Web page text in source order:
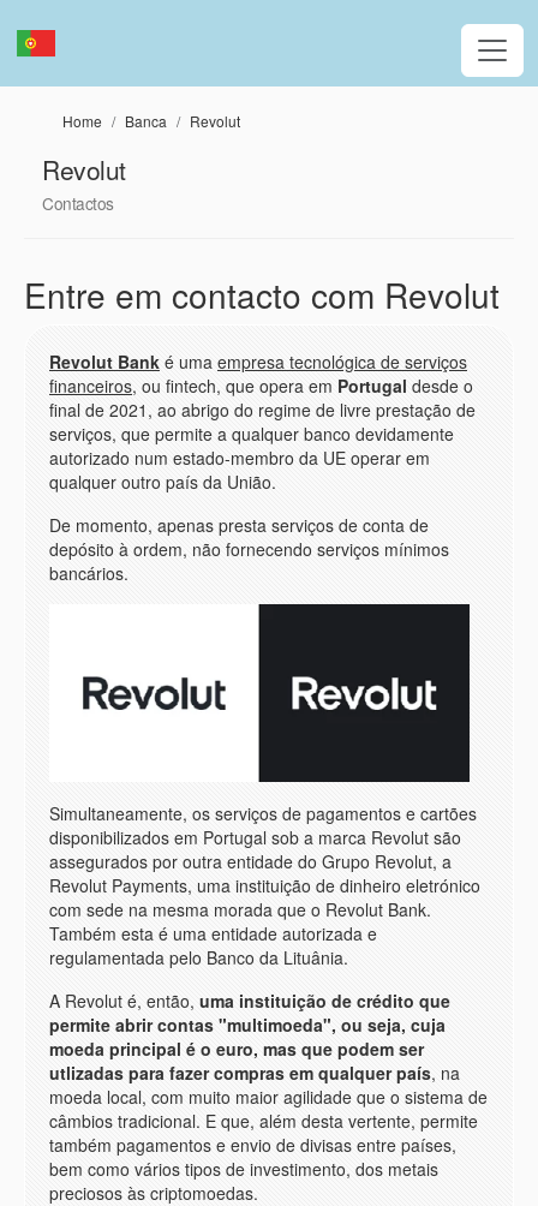
Home Banca Revolut
Revolut
Contactos
Entre em contacto com Revolut
Revolut Bank é uma empresa tecnológica de serviços
financeiros, ou fintech, que opera em Portugal desde o
final de 2021, ao abrigo do regime de livre prestação de
serviços, que permite a qualquer banco devidamente
autorizado num estado-membro da UE operar em
qualquer outro país da União.
De momento, apenas presta serviços de conta de
depósito à ordem, não fornecendo serviços mínimos
bancários.
Simultaneamente, os serviços de pagamentos e cartões
disponibilizados em Portugal sob a marca Revolut são
assegurados por outra entidade do Grupo Revolut, a
Revolut Payments, uma instituição de dinheiro eletrónico
com sede na mesma morada que o Revolut Bank.
Também esta é uma entidade autorizada e
regulamentada pelo Banco da Lituânia.
A Revolut é, então, uma instituição de crédito que
permite abrir contas "multimoeda", ou seja, cuja
moeda principal é o euro, mas que podem ser
utlizadas para fazer compras em qualquer país, na
moeda local, com muito maior agilidade que o sistema de
câmbios tradicional. E que, além desta vertente, permite
também pagamentos e envio de divisas entre países,
bem como vários tipos de investimento, dos metais
preciosos às criptomoedas.